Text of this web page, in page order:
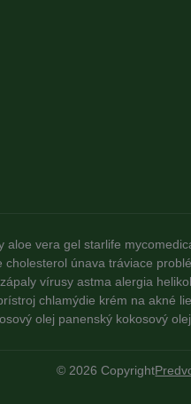
aloe vera gel starlife
cholesterol únava tráviace
zápaly vírusy astma alergia
chlamýdie krém na akné
olej panenský kokosový olej
© 2026 Copyright